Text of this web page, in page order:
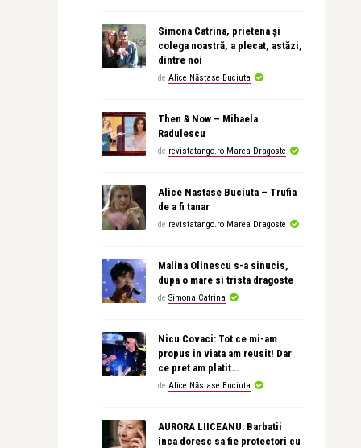
Simona Catrina, prietena și
colega noastră, a plecat, astăzi,
dintre noi
de Alice Năstase Buciuta
Then & Now – Mihaela
Radulescu
de revistatango.ro Marea Dragoste
Alice Nastase Buciuta – Trufia
de a fi tanar
de revistatango.ro Marea Dragoste
Malina Olinescu s-a sinucis,
dupa o mare si trista dragoste
de Simona Catrina
Nicu Covaci: Tot ce mi-am
propus in viata am reusit! Dar
ce pret am platit…
de Alice Năstase Buciuta
AURORA LIICEANU: Barbatii
inca doresc sa fie protectori cu